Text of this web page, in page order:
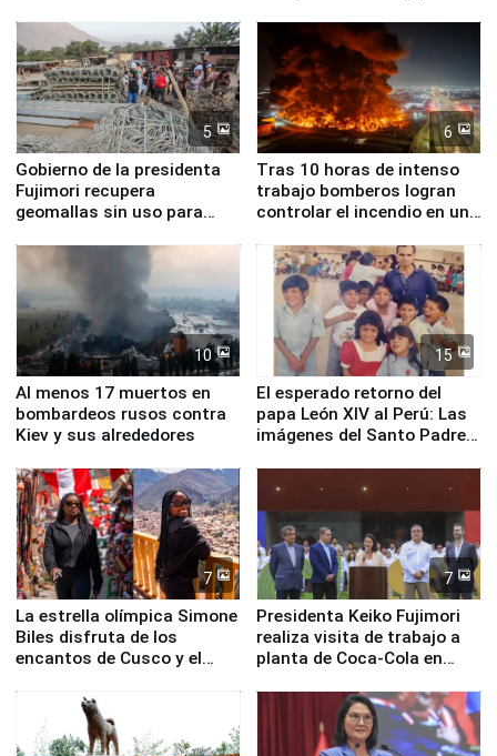
5
Gobierno de la presidenta
Fujimori recupera
geomallas sin uso para
Fenómeno El Niño
6
Tras 10 horas de intenso
trabajo bomberos logran
controlar el incendio en una
de Chile
10
Al menos 17 muertos en
bombardeos rusos contra
Kiev y sus alrededores
15
El esperado retorno del
papa León XIV al Perú: Las
imágenes del Santo Padre
7
La estrella olímpica Simone
Biles disfruta de los
encantos de Cusco y el
7
Presidenta Keiko Fujimori
realiza visita de trabajo a
planta de Coca-Cola en